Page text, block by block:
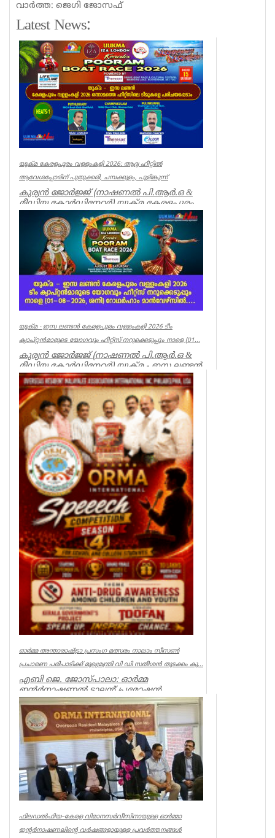
വാര്‍ത്ത: ജെഗി ജോസഫ്
Latest News:
യുക്മ കേരളപൂരം വള്ളംകളി 2026: ആദ്യ ഹീറ്റിൽ
ആവേശപ്പോരിന് പുതുക്കരി, ചമ്പക്കുളം, പുളിങ്കുന്ന്
കുര്യൻ ജോർജ്ജ് (നാഷണൽ പി.ആർ.ഒ &
മീഡിയ കോർഡിനേറ്റർ) യുക്മ കേരളപൂരം
വള്ളംകളി 2026-ന്റെ ആവേശ...
Breaking News
യുക്മ - ഇസ ലണ്ടൻ കേരളപൂരം വള്ളംകളി 2026 ടീം
ക്യാപ്റ്റൻമാരുടെ യോഗവും ഹീറ്റ്സ് നറുക്കെടുപ്പും നാളെ (01...
കുര്യൻ ജോർജജ് (നാഷണൽ പി.ആർ.ഒ &
മീഡിയ കോർഡിനേറ്റർ) യുക്മ - ഇസ ലണ്ടൻ
കേരളപൂരം വള്ളംകളി 2026...
Associations
ഓർമ്മ അന്താരാഷ്ട്രാ പ്രസംഗ മത്സരം നാലാം സീസൺ
പ്രചാരണ പരിപാടിക്ക് മുഖ്യമന്ത്രി വി ഡി സതീശൻ തുടക്കം കു...
എബി ജെ. ജോസ്പാലാ: ഓർമ്മ
ഇന്റർനാഷണൽ ടാലന്റ് പ്രമോഷൻ
ഫോറത്തിൻ്റെ നേതൃത്വത്തിൽ ആഗസ്റ്റ് 15 ന്
ആരംഭിച്...
Associations
ഫിലഡൽഫിയ–കേരള വിമാനസർവീസിനായുള്ള ഓർമ്മാ
ഇന്റർനാഷണലിന്റെ വർഷങ്ങളായുള്ള പ്രവർത്തനങ്ങൾ